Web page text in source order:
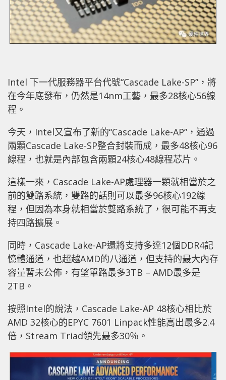
Intel 下一代服務器平台代號“Cascade Lake-SP”，將
在今年底發布，仍然是14nm工藝，最多28核心56線
程。
今天，Intel又宣布了新的“Cascade Lake-AP”，通過
兩顆Cascade Lake-SP整合封裝而成，最多48核心96
線程，也就是內部包含兩顆24核心48線程芯片。
這樣一來，Cascade Lake-AP處理器一顆就相當於之
前的雙路系統，雙路的話則可以最多96核心192線
程，但因為本身就相當於雙路系統了，很可能不再支
持四路擴展。
同時，Cascade Lake-AP還將支持多達12個DDR4記
憶體通道，也超越AMD的八通道，但支持的最大內存
容量暫未公佈，有望單路最多3TB – AMD最多是
2TB。
按照Intel的說法，Cascade Lake-AP 48核心相比於
AMD 32核心的EPYC 7601 Linpack性能高出最多2.4
倍，Stream Triad領先最多30％。